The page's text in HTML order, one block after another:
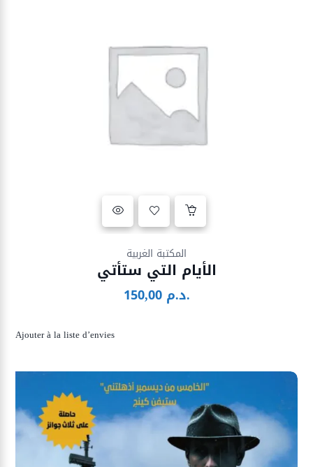
المكتبة الغربية
الأيام التي ستأتي
150,00 د.م.
Ajouter à la liste d’envies